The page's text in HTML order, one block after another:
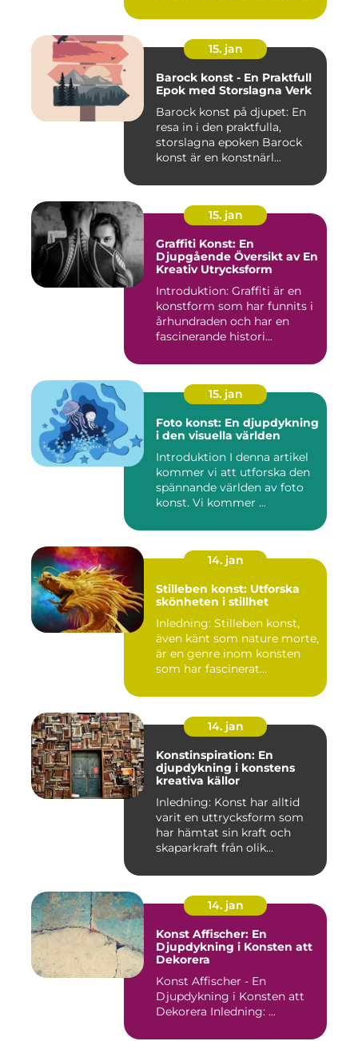
15. jan
Barock konst - En Praktfull
Epok med Storslagna Verk
Barock konst på djupet: En
resa in i den praktfulla,
storslagna epoken Barock
konst är en konstnärl...
15. jan
Graffiti Konst: En
Djupgående Översikt av En
Kreativ Utrycksform
Introduktion: Graffiti är en
konstform som har funnits i
århundraden och har en
fascinerande histori...
15. jan
Foto konst: En djupdykning
i den visuella världen
Introduktion I denna artikel
kommer vi att utforska den
spännande världen av foto
konst. Vi kommer ...
14. jan
Stilleben konst: Utforska
skönheten i stillhet
Inledning: Stilleben konst,
även känt som nature morte,
är en genre inom konsten
som har fascinerat...
14. jan
Konstinspiration: En
djupdykning i konstens
kreativa källor
Inledning: Konst har alltid
varit en uttrycksform som
har hämtat sin kraft och
skaparkraft från olik...
14. jan
Konst Affischer: En
Djupdykning i Konsten att
Dekorera
Konst Affischer - En
Djupdykning i Konsten att
Dekorera Inledning: ...